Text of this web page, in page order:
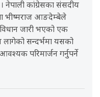
नेपाली कांग्रेसका संसदीय
भीष्मराज आङदेम्बेले
जारी भएको एक
सन्दर्भमा यसको
परिमार्जन गर्नुपर्ने